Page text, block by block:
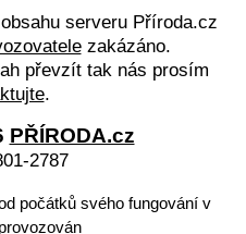
serveru Příroda.cz
zakázáno.
převzít tak nás prosím
.
PŘÍRODA.cz
2787
počátků svého fungování v